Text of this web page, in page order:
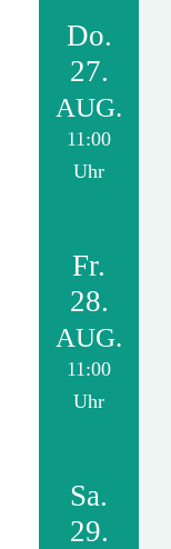
Do.
27.
AUG.
11:00
Uhr
Fr.
28.
AUG.
11:00
Uhr
Sa.
29.